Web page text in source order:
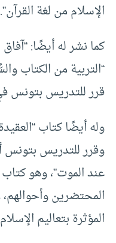
الإسلام من لغة
كما نشر له أيضًا:
“التربية من الكتاب
قرر للتدريس بتونس
وله أيضًا كتاب
وقرر للتدريس بتونس
عند الموت”، وهو
المحتضرين
المؤثرة بتعاليم